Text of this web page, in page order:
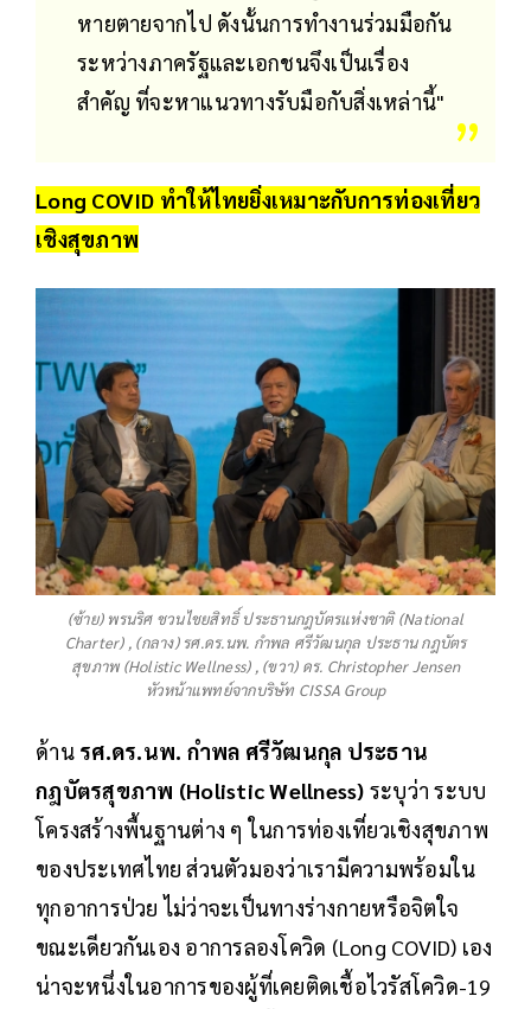
หายตายจากไป ดังนั้นการทำงานร่วมมือกัน
ระหว่างภาครัฐและเอกชนจึงเป็นเรื่อง
สำคัญ ที่จะหาแนวทางรับมือกับสิ่งเหล่านี้"
Long COVID ทำให้ไทยยิ่งเหมาะกับการท่องเที่ยว
เชิงสุขภาพ
(ซ้าย) พรนริศ ชวนไชยสิทธิ์ ประธานกฎบัตรแห่งชาติ (National
Charter) , (กลาง) รศ.ดร.นพ. กำพล ศรีวัฒนกุล ประธาน กฎบัตร
สุขภาพ (Holistic Wellness) , (ขวา) ดร. Christopher Jensen
หัวหน้าแพทย์จากบริษัท CISSA Group
ด้าน รศ.ดร.นพ. กำพล ศรีวัฒนกุล ประธาน
กฎบัตรสุขภาพ (Holistic Wellness) ระบุว่า ระบบ
โครงสร้างพื้นฐานต่าง ๆ ในการท่องเที่ยวเชิงสุขภาพ
ของประเทศไทย ส่วนตัวมองว่าเรามีความพร้อมใน
ทุกอาการป่วย ไม่ว่าจะเป็นทางร่างกายหรือจิตใจ
ขณะเดียวกันเอง อาการลองโควิด (Long COVID) เอง
น่าจะหนึ่งในอาการของผู้ที่เคยติดเชื้อไวรัสโควิด-19